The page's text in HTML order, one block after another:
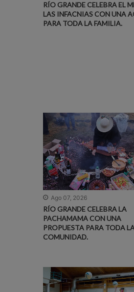
RÍO GRANDE CELEBRA EL
LAS INFACNIAS CON UNA
PARA TODA LA FAMILIA.
Ago 07, 2026
RÍO GRANDE CELEBRA LA
PACHAMAMA CON UNA
PROPUESTA PARA TODA
COMUNIDAD.